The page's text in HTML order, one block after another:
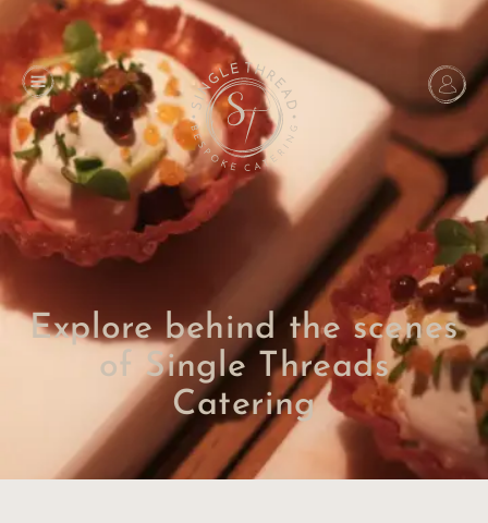
Explore behind the scenes
of Single Threads
Catering